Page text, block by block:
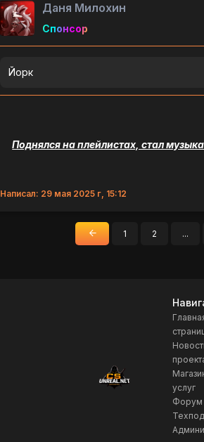
Даня Милохин
Спонсор
Йорк
Поднялся на плейлистах, стал
Написал: 29 мая 2025 г, 15:12
« 1 2 ...
услуг
Форум